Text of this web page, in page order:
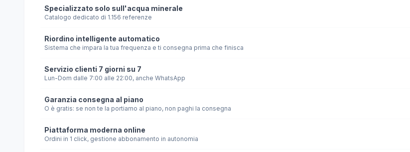
Specializzato solo sull'acqua minerale
Catalogo dedicato di 1.156 referenze
Riordino intelligente automatico
Sistema che impara la tua frequenza e ti consegna prima che finisca
Servizio clienti 7 giorni su 7
Lun-Dom dalle 7:00 alle 22:00, anche WhatsApp
Garanzia consegna al piano
O è gratis: se non te la portiamo al piano, non paghi la consegna
Piattaforma moderna online
Ordini in 1 click, gestione abbonamento in autonomia